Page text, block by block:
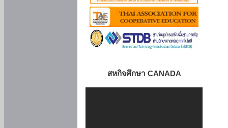
สหกิจศึกษา CANADA